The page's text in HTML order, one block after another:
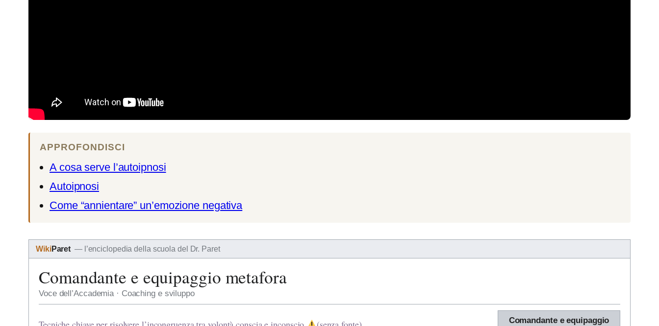
APPROFONDISCI
A cosa serve l’autoipnosi
Autoipnosi
Come “annientare” un’emozione negativa
WikiParet — l’enciclopedia della scuola del Dr. Paret
Comandante e equipaggio metafora
Voce dell’Accademia · Coaching e sviluppo
Comandante e equipaggio